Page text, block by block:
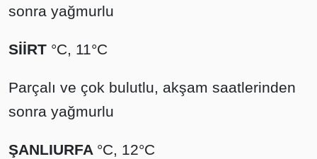
sonra yağmurlu
SİİRT °C, 11°C
Parçalı ve çok bulutlu, akşam saatlerinden
sonra yağmurlu
ŞANLIURFA °C, 12°C